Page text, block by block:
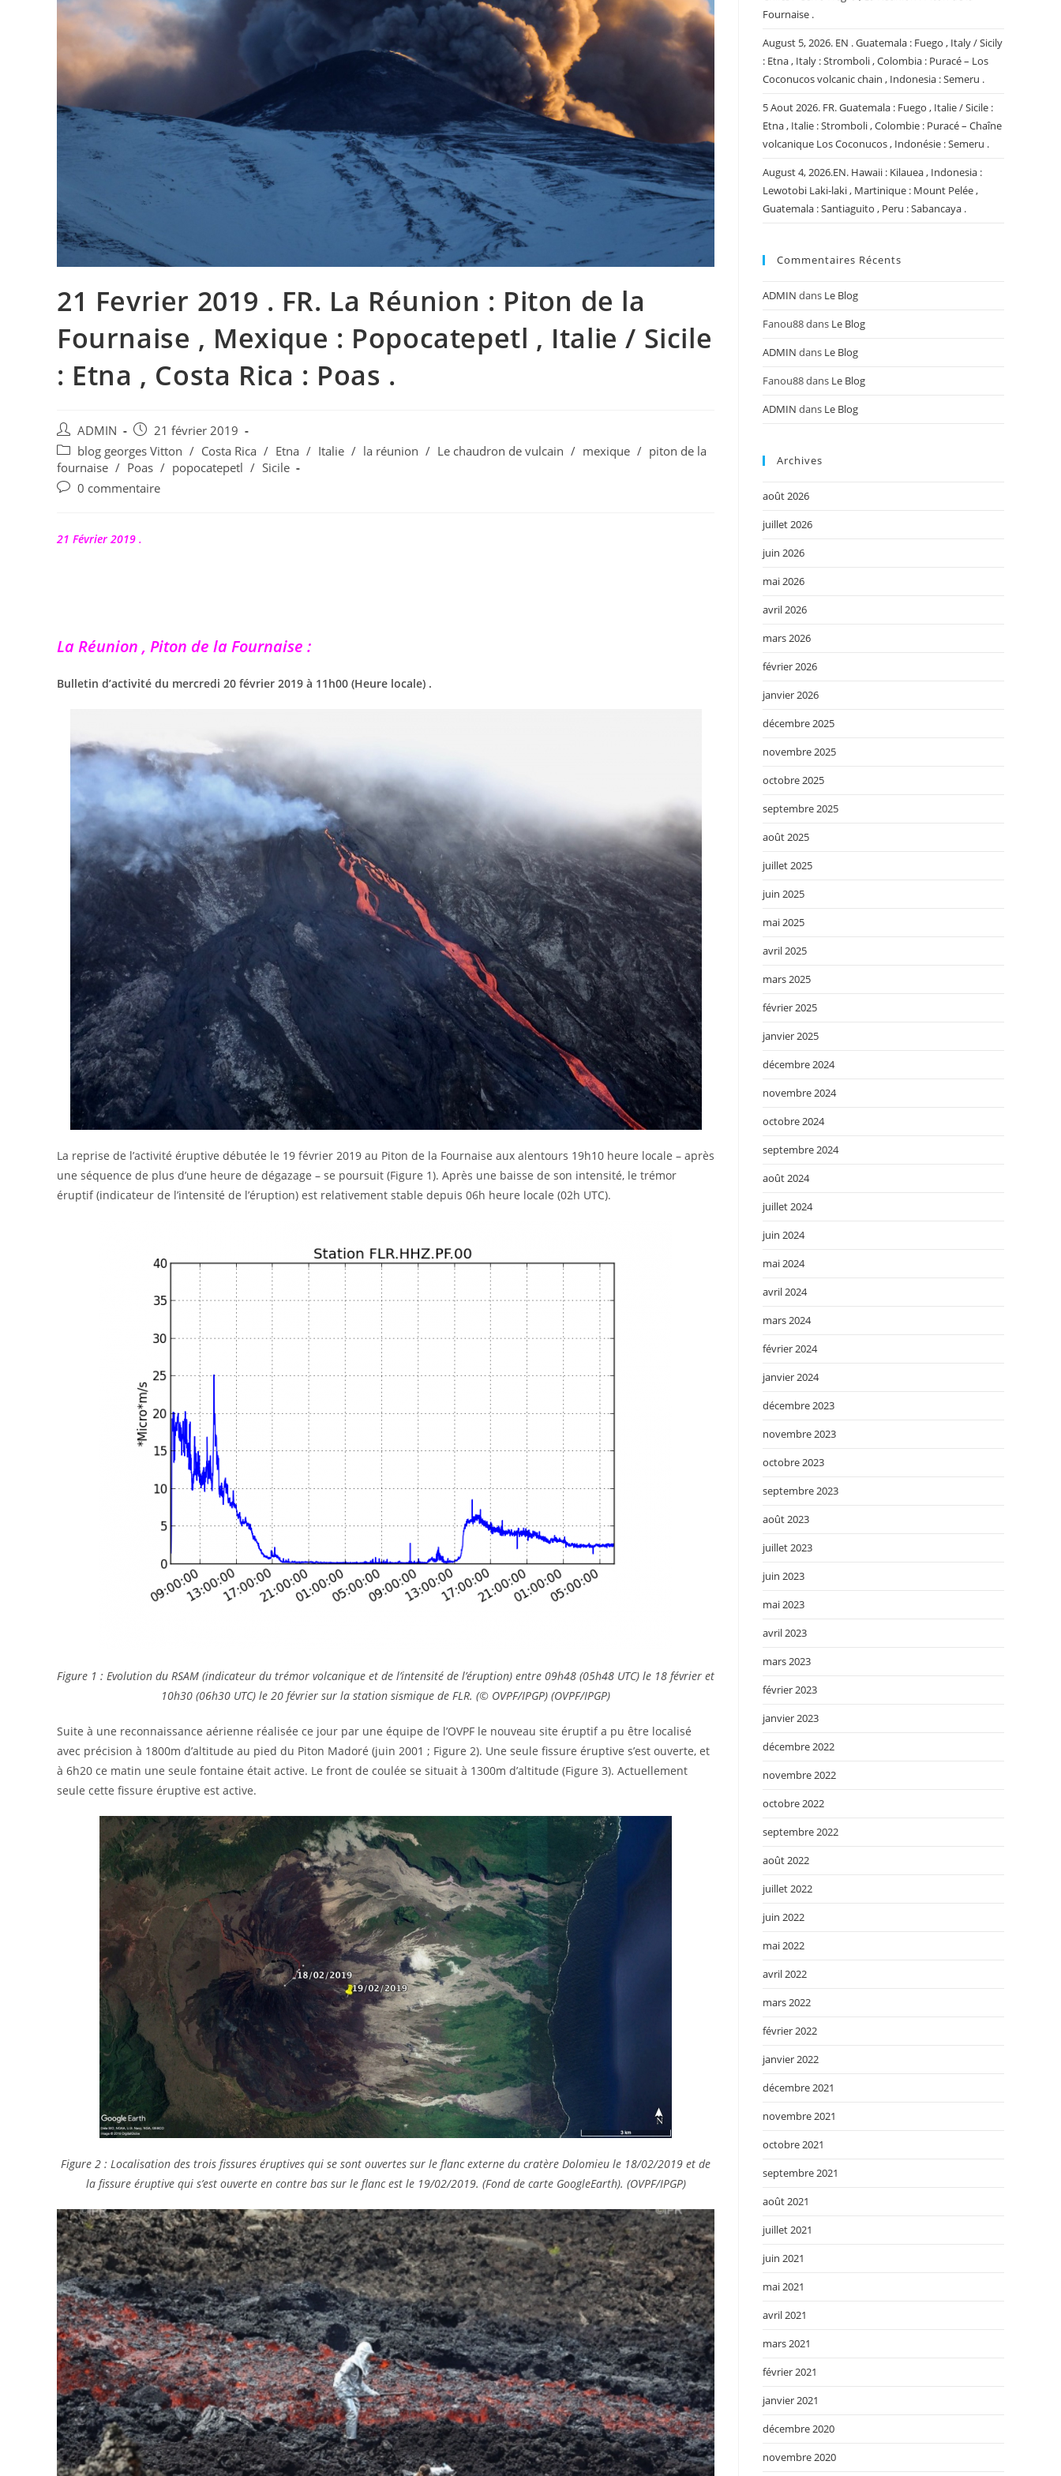
21 Fevrier 2019 . FR. La Réunion : Piton de la
Fournaise , Mexique : Popocatepetl , Italie / Sicile
: Etna , Costa Rica : Poas .
Auteur/autrice
de
la
publication :
ADMIN
Publication
publiée :
21 février 2019
Post
category:
blog georges Vitton / Costa Rica / Etna / Italie / la réunion / Le chaudron de vulcain / mexique / piton de la
fournaise / Poas / popocatepetl / Sicile
Commentaires
publication :
0 commentaire
21 Février 2019 .
La Réunion , Piton de la Fournaise :
Bulletin d’activité du mercredi 20 février 2019 à 11h00 (Heure locale) .
La reprise de l’activité éruptive débutée le 19 février 2019 au Piton de la Fournaise aux alentours 19h10 heure locale – après
une séquence de plus d’une heure de dégazage – se poursuit (Figure 1). Après une baisse de son intensité, le trémor
éruptif (indicateur de l’intensité de l’éruption) est relativement stable depuis 06h heure locale (02h UTC).
Figure 1 : Evolution du RSAM (indicateur du trémor volcanique et de l’intensité de l’éruption) entre 09h48 (05h48 UTC) le 18 février et
10h30 (06h30 UTC) le 20 février sur la station sismique de FLR. (© OVPF/IPGP) (OVPF/IPGP)
Suite à une reconnaissance aérienne réalisée ce jour par une équipe de l’OVPF le nouveau site éruptif a pu être localisé
avec précision à 1800m d’altitude au pied du Piton Madoré (juin 2001 ; Figure 2). Une seule fissure éruptive s’est ouverte, et
à 6h20 ce matin une seule fontaine était active. Le front de coulée se situait à 1300m d’altitude (Figure 3). Actuellement
seule cette fissure éruptive est active.
Figure 2 : Localisation des trois fissures éruptives qui se sont ouvertes sur le flanc externe du cratère Dolomieu le 18/02/2019 et de
la fissure éruptive qui s’est ouverte en contre bas sur le flanc est le 19/02/2019. (Fond de carte GoogleEarth). (OVPF/IPGP)
Fournaise .
August 5, 2026. EN . Guatemala : Fuego , Italy / Sicily
: Etna , Italy : Stromboli , Colombia : Puracé – Los
Coconucos volcanic chain , Indonesia : Semeru .
5 Aout 2026. FR. Guatemala : Fuego , Italie / Sicile :
Etna , Italie : Stromboli , Colombie : Puracé – Chaîne
volcanique Los Coconucos , Indonésie : Semeru .
August 4, 2026.EN. Hawaii : Kilauea , Indonesia :
Lewotobi Laki-laki , Martinique : Mount Pelée ,
Guatemala : Santiaguito , Peru : Sabancaya .
Commentaires Récents
ADMIN dans Le Blog
Fanou88dans Le Blog
ADMIN dans Le Blog
Fanou88dans Le Blog
ADMIN dans Le Blog
Archives
août 2026
juillet 2026
juin 2026
mai 2026
avril 2026
mars 2026
février 2026
janvier 2026
décembre 2025
novembre 2025
octobre 2025
septembre 2025
août 2025
juillet 2025
juin 2025
mai 2025
avril 2025
mars 2025
février 2025
janvier 2025
décembre 2024
novembre 2024
octobre 2024
septembre 2024
août 2024
juillet 2024
juin 2024
mai 2024
avril 2024
mars 2024
février 2024
janvier 2024
décembre 2023
novembre 2023
octobre 2023
septembre 2023
août 2023
juillet 2023
juin 2023
mai 2023
avril 2023
mars 2023
février 2023
janvier 2023
décembre 2022
novembre 2022
octobre 2022
septembre 2022
août 2022
juillet 2022
juin 2022
mai 2022
avril 2022
mars 2022
février 2022
janvier 2022
décembre 2021
novembre 2021
octobre 2021
septembre 2021
août 2021
juillet 2021
juin 2021
mai 2021
avril 2021
mars 2021
février 2021
janvier 2021
décembre 2020
novembre 2020